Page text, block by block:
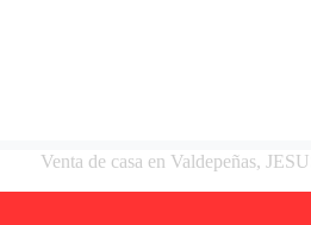
Venta de casa en Valdepeñas,